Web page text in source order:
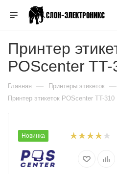
Принтер
POScenter
Главная — Принтеры этикеток —
Принтер этикеток POScenter TT-310
Новинка